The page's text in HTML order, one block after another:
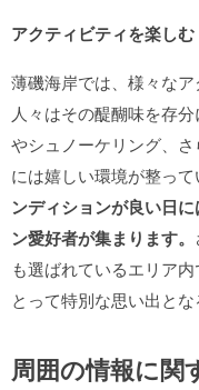
アクティビティを楽しむ
薄磯海岸では、様々な
人々はその醍醐味を存
やシュノーケリング、
には嬉しい環境が整って
ンディションが良い日
ン愛好者が集まります。
も選ばれているエリア
とって特別な思い出とな
周囲の情報に関